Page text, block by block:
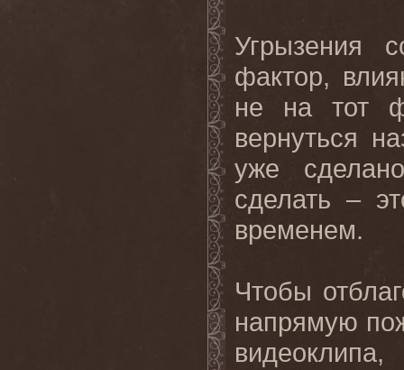
Угрызения
фактор,
не на тот
вернуться
уже
сделать –
временем.
Чтобы
напрямую